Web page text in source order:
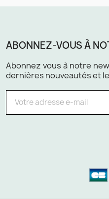
ABONNEZ-VOUS À
Abonnez vous à notre
dernières nouveautés et